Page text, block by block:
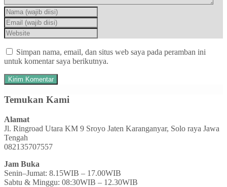
Simpan nama, email, dan situs web saya pada peramban ini
untuk komentar saya berikutnya.
Temukan Kami
Alamat
Jl. Ringroad Utara KM 9 Sroyo Jaten Karanganyar, Solo raya Jawa
Tengah
082135707557
Jam Buka
Senin–Jumat: 8.15WIB – 17.00WIB
Sabtu & Minggu: 08:30WIB – 12.30WIB